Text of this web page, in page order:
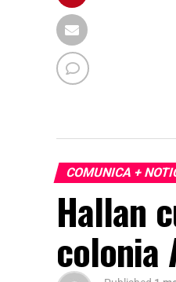
COMUNICA +
Hallan
colonia